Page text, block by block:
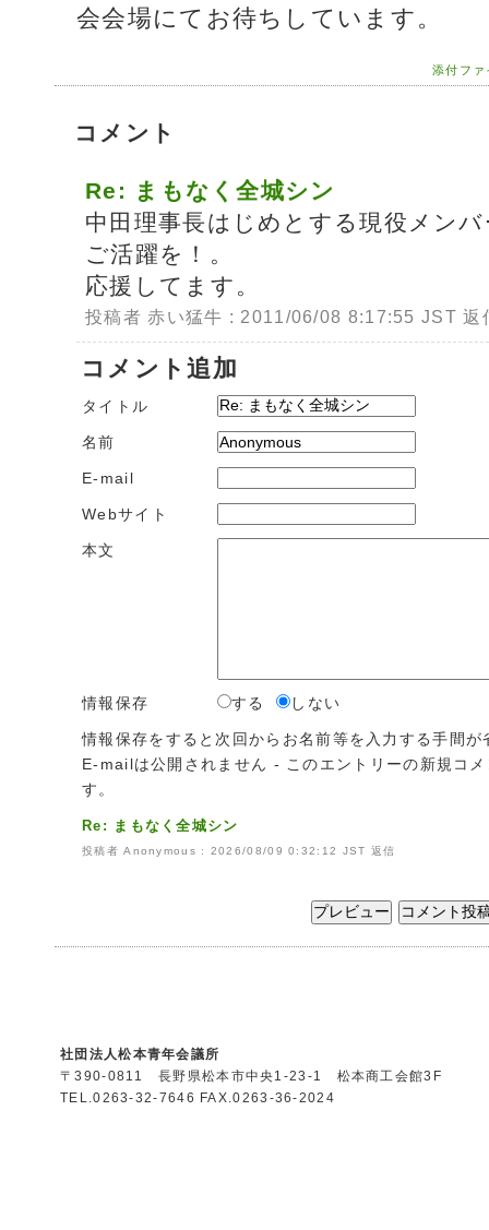
会会場にてお待ちしています。
添付フ
コメント
Re: まもなく全城シン
中田理事長はじめとする現役メン
ご活躍を！。
応援してます。
投稿者 赤い猛牛 : 2011/06/08 8:17:55 JST返
コメント追加
タイトル
名前
E-mail
Webサイト
本文
情報保存 する しない
情報保存をすると次回からお名前等を入力する手間が
E-mailは公開されません - このエントリーの新規コ
す。
Re: まもなく全城シン
投稿者 Anonymous : 2026/08/09 0:32:12 JST 返信
社団法人松本青年会議所
〒390-0811 長野県松本市中央1-23-1 松本商工会館3F
TEL.0263-32-7646 FAX.0263-36-2024